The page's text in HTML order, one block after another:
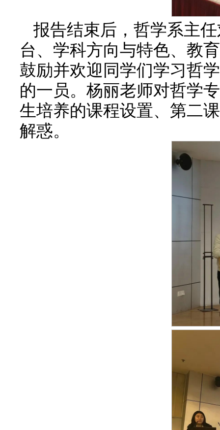
报告结束后，哲学系主
台、学科方向与特色、教
鼓励并欢迎同学们学习哲
的一员。杨丽老师对哲学
生培养的课程设置、第二
解惑。